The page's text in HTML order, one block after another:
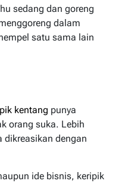
sedang dan goreng
dalam
satu sama lain
kentang punya
orang suka. Lebih
dikreasikan dengan
ide bisnis, keripik